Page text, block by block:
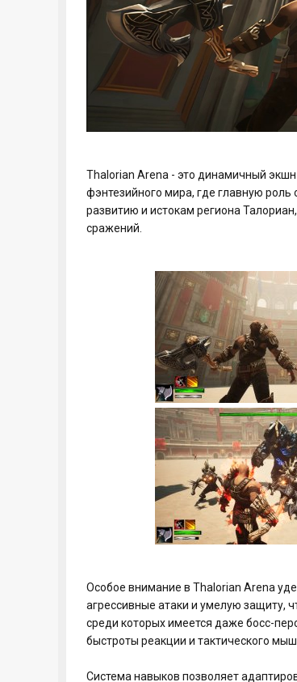
Thalorian Arena - это динамичный
фэнтезийного мира, где главную
развитию и истокам региона
сражений.
Особое внимание в Thalorian Arena
агрессивные атаки и умелую защиту,
среди которых имеется даже босс-
быстроты реакции и тактического
Система навыков позволяет